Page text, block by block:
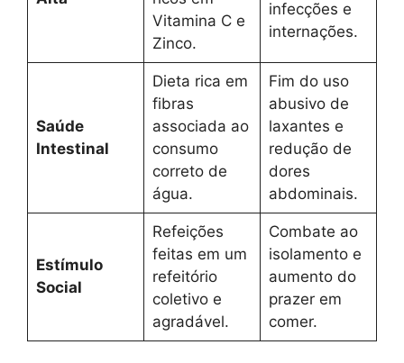
Vitamina C e
Zinco.
infecções e
internações.
Saúde
Intestinal
Dieta rica em
fibras
associada ao
consumo
correto de
água.
Fim do uso
abusivo de
laxantes e
redução de
dores
abdominais.
Estímulo
Social
Refeições
feitas em um
refeitório
coletivo e
agradável.
Combate ao
isolamento e
aumento do
prazer em
comer.